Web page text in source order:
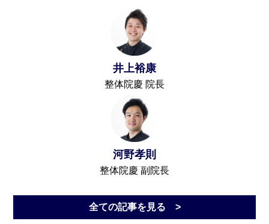
井上裕康
整体院慶 院長
河野孝則
整体院慶 副院長
全ての記事を見る >